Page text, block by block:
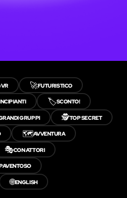
VR 🚀FUTURISTICO
🏷️SCONTO!
GRUPPI 🕵️TOP SECRET
🗺️AVVENTURA
🎭CON ATTORI
🌐ENGLISH